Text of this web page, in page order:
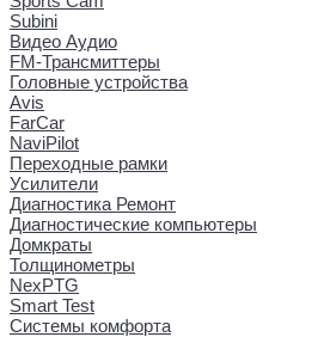
Subini
Видео Аудио
FM-Трансмиттеры
Головные устройства
Avis
FarCar
NaviPilot
Переходные рамки
Усилители
Диагностика Ремонт
Диагностические компьютеры
Домкраты
Толщинометры
NexPTG
Smart Test
Системы комфорта